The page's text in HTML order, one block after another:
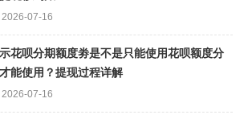
2026-07-16
花呗分期额度劵是不是只能使用花呗额度分
能使用？提现过程详解
2026-07-16